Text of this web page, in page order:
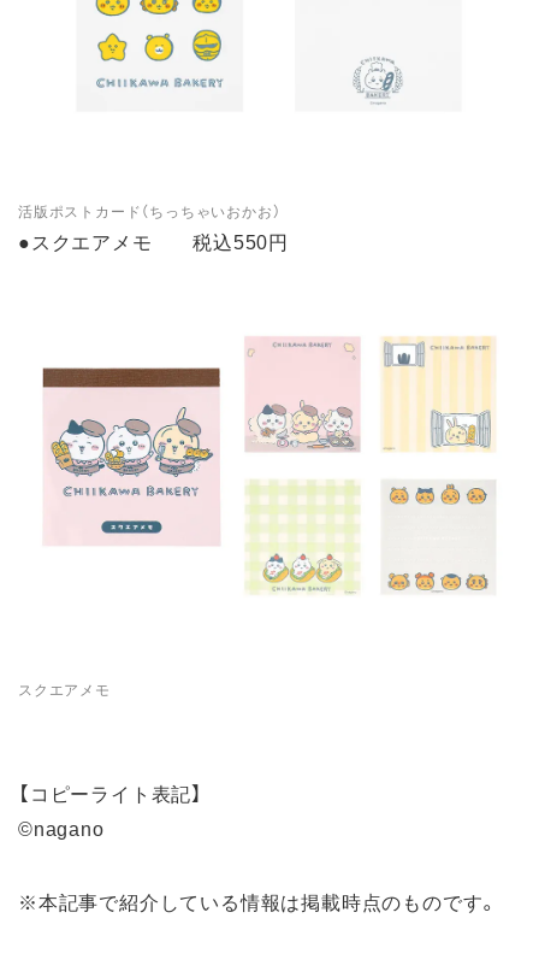
活版ポストカード（ちっちゃいおかお）
●スクエアメモ 税込550円
スクエアメモ
【コピーライト表記】
©nagano
※本記事で紹介している情報は掲載時点のものです。